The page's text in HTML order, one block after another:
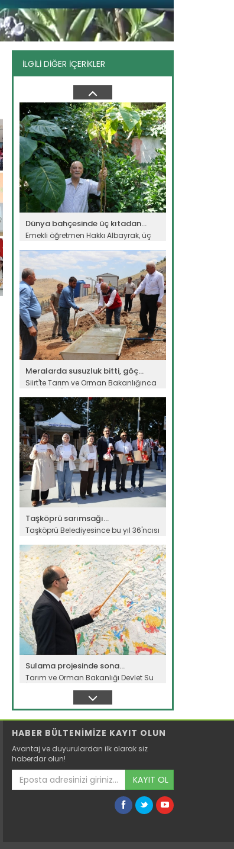
İLGİLİ DİĞER İÇERİKLER
Kaba yem ihtiyacı sorgun...
Malatya'da hayvancılığın kaba yem
ihtiyacının karşılanması...
Devamını Oku ->
Dünya bahçesinde üç kıtadan...
Emekli öğretmen Hakkı Albayrak, üç
Devamını Oku ->
Meralarda susuzluk bitti, göç...
Siirt'te Tarım ve Orman Bakanlığınca
yürütülen "Mera Islah ve...
Devamını Oku ->
Taşköprü sarımsağı...
Taşköprü Belediyesince bu yıl 36'ncısı
Devamını Oku ->
Sulama projesinde sona...
Tarım ve Orman Bakanlığı Devlet Su
İşleri Genel Müdürlüğünün...
HABER BÜLTENİMİZE KAYIT OLUN
Avantaj ve duyurulardan ilk olarak siz
haberdar olun!
KAYIT OL